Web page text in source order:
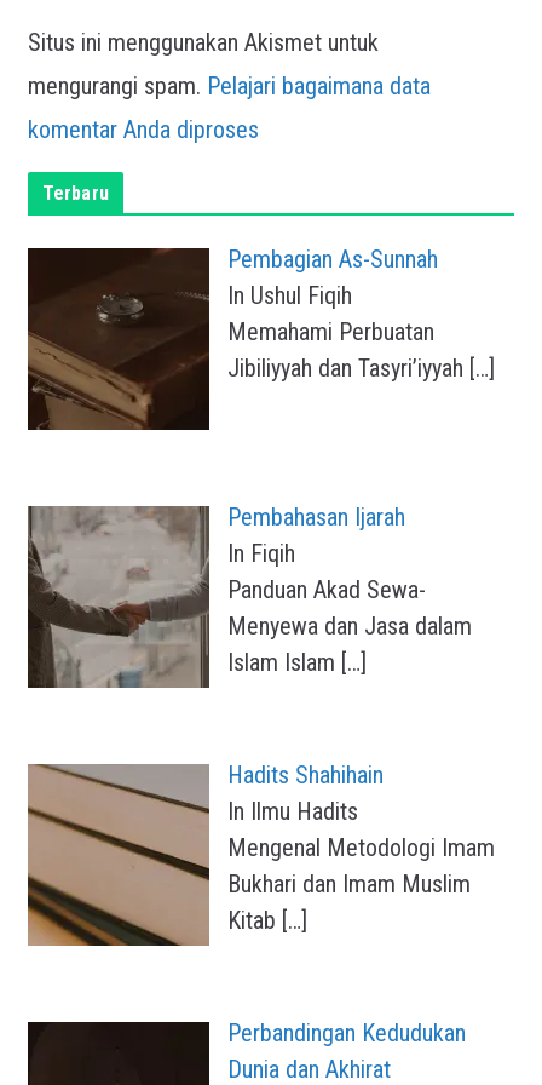
Situs ini menggunakan Akismet untuk
mengurangi spam. Pelajari bagaimana data
komentar Anda diproses
Terbaru
Pembagian As-Sunnah
In Ushul Fiqih
Memahami Perbuatan
Jibiliyyah dan Tasyri’iyyah […]
Pembahasan Ijarah
In Fiqih
Panduan Akad Sewa-
Menyewa dan Jasa dalam
Islam Islam […]
Hadits Shahihain
In Ilmu Hadits
Mengenal Metodologi Imam
Bukhari dan Imam Muslim
Kitab […]
Perbandingan Kedudukan
Dunia dan Akhirat